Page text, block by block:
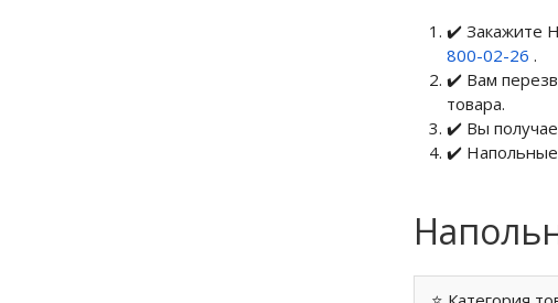
✔️ Закажите
800-02-26 .
✔️ Вам
товара.
✔️ Вы
✔️ Напольные